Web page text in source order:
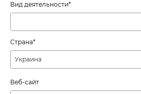
Вид деятельности*
Страна*
Украина
Веб-сайт